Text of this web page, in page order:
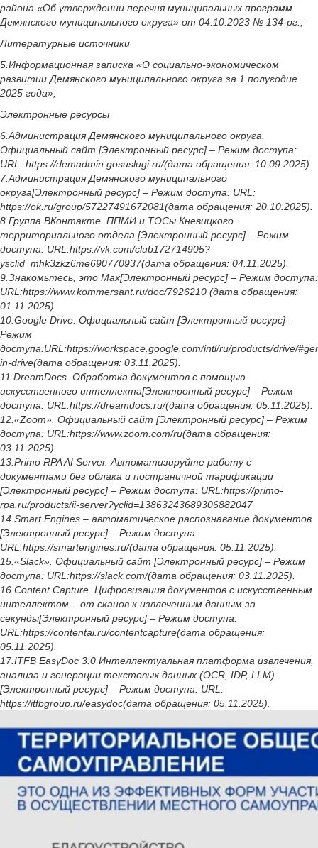
района «Об утверждении перечня муниципальных программ
Демянского муниципального округа» от 04.10.2023 № 134-рг.;
Литературные источники
5.Информационная записка «О социально-экономическом
развитии Демянского муниципального округа за 1 полугодие
2025 года»;
Электронные ресурсы
6.Администрация Демянского муниципального округа.
Официальный сайт [Электронный ресурс] – Режим доступа:
URL: https://demadmin.gosuslugi.ru/(дата обращения: 10.09.2025).
7.Администрация Демянского муниципального
округа[Электронный ресурс] – Режим доступа: URL:
https://ok.ru/group/57227491672081(дата обращения: 20.10.2025).
8.Группа ВКонтакте. ППМИ и ТОСы Кневицкого
территориального отдела [Электронный ресурс] – Режим
доступа: URL:https://vk.com/club172714905?
ysclid=mhk3zkz6me690770937(дата обращения: 04.11.2025).
9.Знакомьтесь, это Max[Электронный ресурс] – Режим доступа:
URL:https://www.kommersant.ru/doc/7926210 (дата обращения:
01.11.2025).
10.Google Drive. Официальный сайт [Электронный ресурс] –
Режим
доступа:URL:https://workspace.google.com/intl/ru/products/drive/
in-drive(дата обращения: 03.11.2025).
11.DreamDocs. Обработка документов с помощью
искусственного интеллекта[Электронный ресурс] – Режим
доступа: URL:https://dreamdocs.ru/(дата обращения: 05.11.2025).
12.«Zoom». Официальный сайт [Электронный ресурс] – Режим
доступа: URL:https://www.zoom.com/ru(дата обращения:
03.11.2025).
13.Primo RPA AI Server. Автоматизируйте работу с
документами без облака и постраничной тарификации
[Электронный ресурс] – Режим доступа: URL:https://primo-
rpa.ru/products/ii-server?yclid=13863243689306882047
14.Smart Engines – автоматическое распознавание документов
[Электронный ресурс] – Режим доступа:
URL:https://smartengines.ru/(дата обращения: 05.11.2025).
15.«Slack». Официальный сайт [Электронный ресурс] – Режим
доступа: URL:https://slack.com/(дата обращения: 03.11.2025).
16.Content Capture. Цифровизация документов с искусственным
интеллектом – от сканов к извлеченным данным за
секунды[Электронный ресурс] – Режим доступа:
URL:https://contentai.ru/contentcapture(дата обращения:
05.11.2025).
17.ITFB EasyDoc 3.0 Интеллектуальная платформа извлечения,
анализа и генерации текстовых данных (OCR, IDP, LLM)
[Электронный ресурс] – Режим доступа: URL:
https://itfbgroup.ru/easydoc(дата обращения: 05.11.2025).